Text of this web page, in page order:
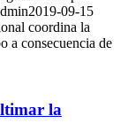
2019-09-15
coordina la
a consecuencia de
la